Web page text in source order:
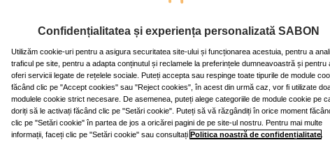
Confidențialitatea și experiența personalizată SABON
Utilizăm cookie-uri pentru a asigura securitatea site-ului și funcționarea acestuia, pentru a
traficul pe site, pentru a adapta conținutul și reclamele la preferințele dumneavoastră și pentru
oferi servicii legate de rețelele sociale. Puteți accepta sau respinge toate tipurile de module
făcând clic pe "Accept cookies" sau "Reject cookies", în acest din urmă caz, vor fi utilizate
modulele cookie strict necesare. De asemenea, puteți alege categoriile de module cookie pe
doriți să le activați făcând clic pe "Setări cookie". Puteți să vă răzgândiți în orice moment
clic pe "Setări cookie" în partea de jos a oricărei pagini de pe site-ul nostru. Pentru mai multe
informații, faceți clic pe "Setări cookie" sau consultațiPolitica noastră de confidențialitate